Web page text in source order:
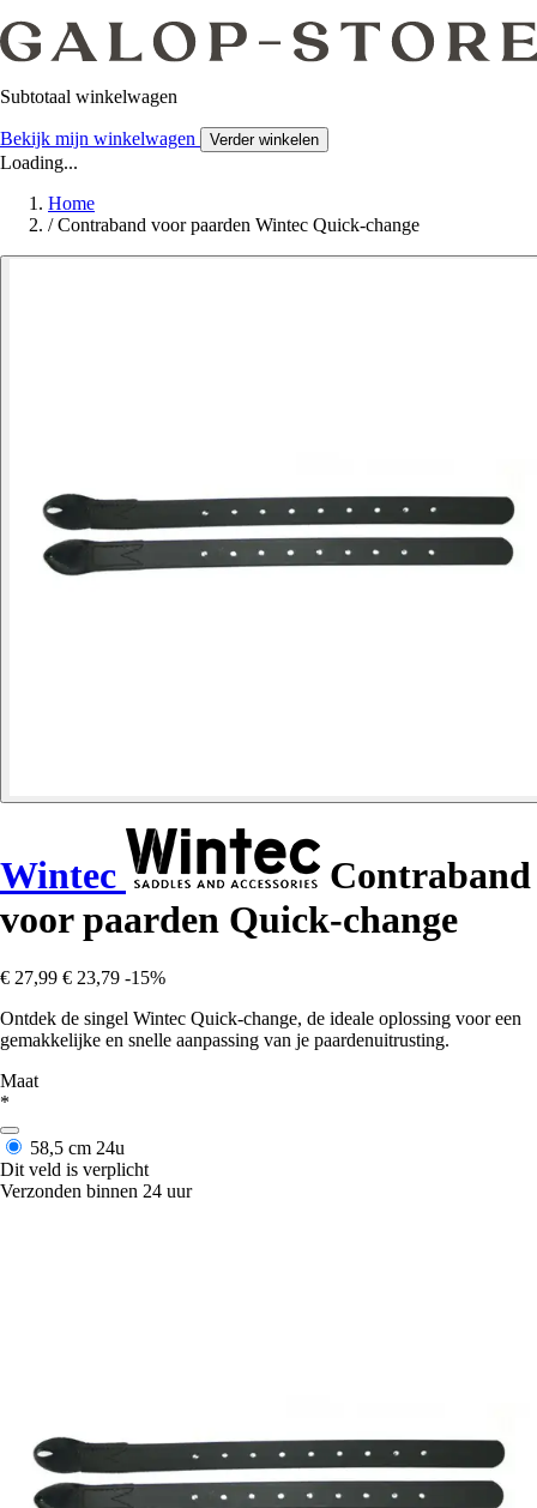
Subtotaal winkelwagen
Bekijk mijn winkelwagen Verder winkelen
Loading...
Home
/ Contraband voor paarden Wintec Quick-change
Wintec
Contraband
voor paarden Quick-change
€ 27,99 € 23,79 -15%
Ontdek de singel Wintec Quick-change, de ideale oplossing voor een
gemakkelijke en snelle aanpassing van je paardenuitrusting.
Maat
*
58,5 cm 24u
Dit veld is verplicht
Verzonden binnen 24 uur